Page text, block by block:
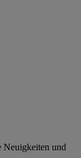
und